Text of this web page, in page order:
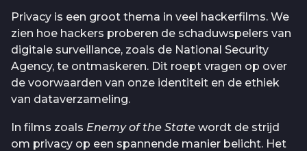
Privacy is een groot thema in veel hackerfilms. We
zien hoe hackers proberen de schaduwspelers van
digitale surveillance, zoals de National Security
Agency, te ontmaskeren. Dit roept vragen op over
de voorwaarden van onze identiteit en de ethiek
van dataverzameling.
In films zoals Enemy of the State wordt de strijd
om privacy op een spannende manier belicht. Het